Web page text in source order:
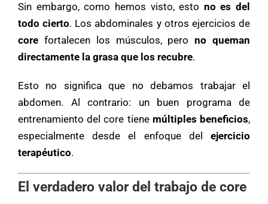
Sin embargo, como hemos visto, esto no es del
todo cierto. Los abdominales y otros ejercicios de
core fortalecen los músculos, perono queman
directamente la grasa que los recubre.
Esto no significa que no debamos trabajar el
abdomen. Al contrario: un buen programa de
entrenamiento del core tiene múltiples beneficios,
especialmente desde el enfoque del ejercicio
terapéutico.
El verdadero valor del trabajo de core